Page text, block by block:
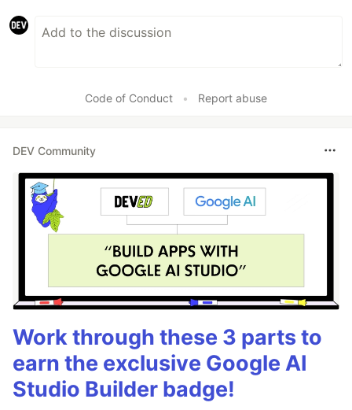
Code of Conduct • Report abuse
DEV Community
Work through these 3 parts to
earn the exclusive Google AI
Studio Builder badge!